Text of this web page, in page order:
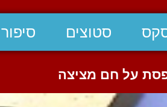
סטוצים
על חם מציצה